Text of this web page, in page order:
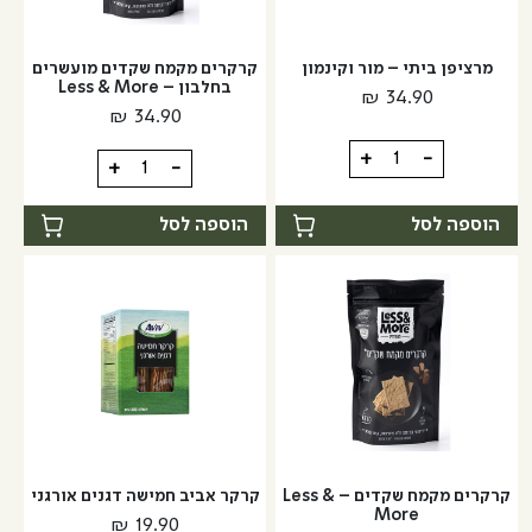
מרציפן ביתי – מור וקינמון
₪ 34.90
-
כמות
של
מרציפן
מור
וקינמון
+
הוספה לסל
קרקרים מקמח שקדים מועשרים
בחלבון – Less & More
₪ 34.90
-
כמות
של
קרקרים
מקמח
מועשרים
בחלבון
Less
&
+
הוספה לסל
קרקרים מקמח שקדים – Less &
More
קרקר אביב חמישה דגנים אורגני
₪ 19.90